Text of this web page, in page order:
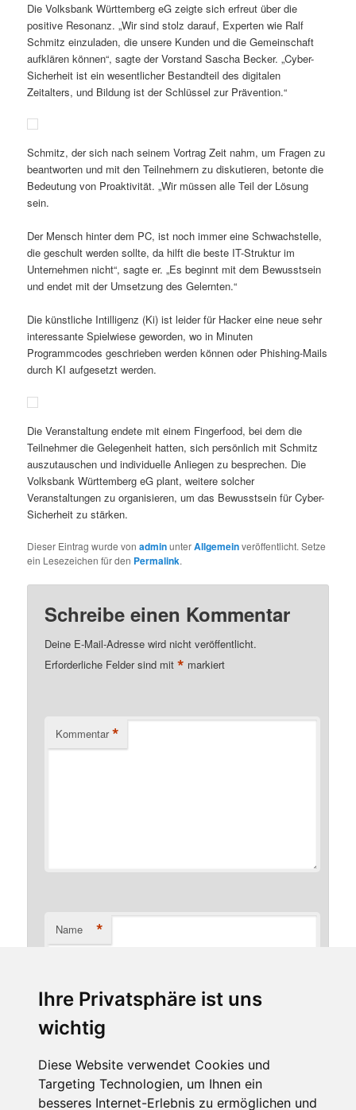
Ihre Privatsphäre ist uns
wichtig
Diese Website verwendet Cookies und
Targeting Technologien, um Ihnen ein
besseres Internet-Erlebnis zu ermöglichen und
Die Volksbank Württemberg eG zeigte sich erfreut über die
positive Resonanz. „Wir sind stolz darauf, Experten wie Ralf
Schmitz einzuladen, die unsere Kunden und die Gemeinschaft
aufklären können“, sagte der Vorstand Sascha Becker. „Cyber-
Sicherheit ist ein wesentlicher Bestandteil des digitalen
Zeitalters, und Bildung ist der Schlüssel zur Prävention.“
Schmitz, der sich nach seinem Vortrag Zeit nahm, um Fragen zu
beantworten und mit den Teilnehmern zu diskutieren, betonte die
Bedeutung von Proaktivität. „Wir müssen alle Teil der Lösung
sein.
Der Mensch hinter dem PC, ist noch immer eine Schwachstelle,
die geschult werden sollte, da hilft die beste IT-Struktur im
Unternehmen nicht“, sagte er. „Es beginnt mit dem Bewusstsein
und endet mit der Umsetzung des Gelernten.“
Die künstliche Intilligenz (Ki) ist leider für Hacker eine neue sehr
interessante Spielwiese geworden, wo in Minuten
Programmcodes geschrieben werden können oder Phishing-Mails
durch KI aufgesetzt werden.
Die Veranstaltung endete mit einem Fingerfood, bei dem die
Teilnehmer die Gelegenheit hatten, sich persönlich mit Schmitz
auszutauschen und individuelle Anliegen zu besprechen. Die
Volksbank Württemberg eG plant, weitere solcher
Veranstaltungen zu organisieren, um das Bewusstsein für Cyber-
Sicherheit zu stärken.
Dieser Eintrag wurde vonadminunterAllgemeinveröffentlicht. Setze
ein Lesezeichen für den Permalink.
Schreibe einen Kommentar
Deine E-Mail-Adresse wird nicht veröffentlicht.
Erforderliche Felder sind mit* markiert
Kommentar *
Name *
E-Mail-Adresse *
Website